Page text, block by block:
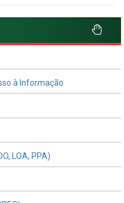
à Informação
LOA, PPA)